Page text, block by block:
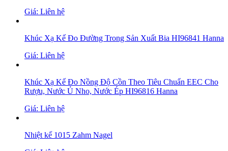
Giá: Liên hệ
Khúc Xạ Kế Đo Đường Trong Sản Xuất Bia HI96841 Hanna
Giá: Liên hệ
Khúc Xạ Kế Đo Nồng Độ Cồn Theo Tiêu Chuẩn EEC Cho
Rượu, Nước Ủ Nho, Nước Ép HI96816 Hanna
Giá: Liên hệ
Nhiệt kế 1015 Zahm Nagel